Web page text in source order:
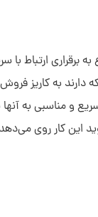
برقراری ارتباط
دارند به کاریز
و مناسبی به آنها
این کار روی